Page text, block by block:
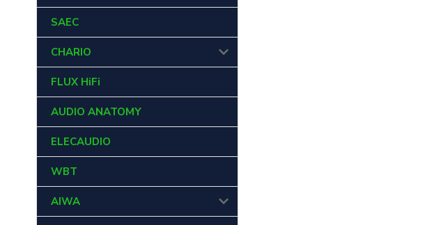
SAEC
CHARIO
FLUX HiFi
AUDIO ANATOMY
ELECAUDIO
WBT
AIWA